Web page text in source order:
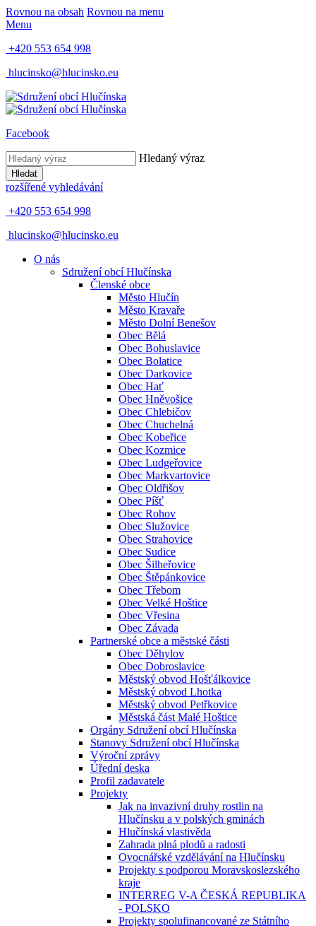
Rovnou na obsah Rovnou na menu
Menu
+420 553 654 998
hlucinsko@hlucinsko.eu
Facebook
Hledaný výraz
Hledat
rozšířené vyhledávání
+420 553 654 998
hlucinsko@hlucinsko.eu
O nás
Sdružení obcí Hlučínska
Členské obce
Město Hlučín
Město Kravaře
Město Dolní Benešov
Obec Bělá
Obec Bohuslavice
Obec Bolatice
Obec Darkovice
Obec Hať
Obec Hněvošice
Obec Chlebičov
Obec Chuchelná
Obec Kobeřice
Obec Kozmice
Obec Ludgeřovice
Obec Markvartovice
Obec Oldřišov
Obec Píšť
Obec Rohov
Obec Služovice
Obec Strahovice
Obec Sudice
Obec Šilheřovice
Obec Štěpánkovice
Obec Třebom
Obec Velké Hoštice
Obec Vřesina
Obec Závada
Partnerské obce a městské části
Obec Děhylov
Obec Dobroslavice
Městský obvod Hošťálkovice
Městský obvod Lhotka
Městský obvod Petřkovice
Městská část Malé Hoštice
Orgány Sdružení obcí Hlučínska
Stanovy Sdružení obcí Hlučínska
Výroční zprávy
Úřední deska
Profil zadavatele
Projekty
Jak na invazivní druhy rostlin na
Hlučínsku a v polských gminách
Hlučínská vlastivěda
Zahrada plná plodů a radosti
Ovocnářské vzdělávání na Hlučínsku
Projekty s podporou Moravskoslezského
kraje
INTERREG V-A ČESKÁ REPUBLIKA
- POLSKO
Projekty spolufinancované ze Státního